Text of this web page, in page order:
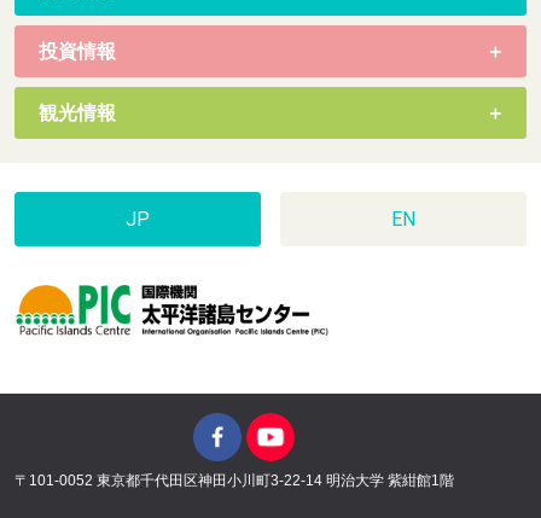
投資情報
観光情報
JP EN
〒101-0052 東京都千代田区神田小川町3-22-14 明治大学 紫紺館1階